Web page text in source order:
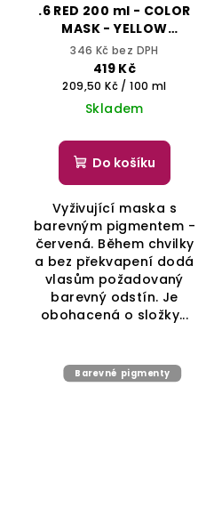
.6 RED 200 ml - COLOR
MASK - YELLOW
PROFESSIONAL
346 Kč bez DPH
419 Kč
Měrná
cena:
209,50 Kč / 100 ml
Skladem
Do košíku
Vyživující maska s
barevným pigmentem -
červená. Během chvilky
a bez překvapení dodá
vlasům požadovaný
barevný odstín. Je
obohacená o složky...
Barevné pigmenty